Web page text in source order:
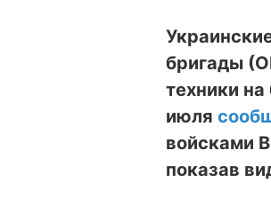
бригады
техники
июля
войсками
показав